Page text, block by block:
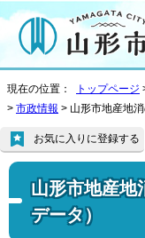
現在の位置： トップページ
> 市政情報 > 山形市地産地
山形市地産地
データ）
お気に入りに登録する